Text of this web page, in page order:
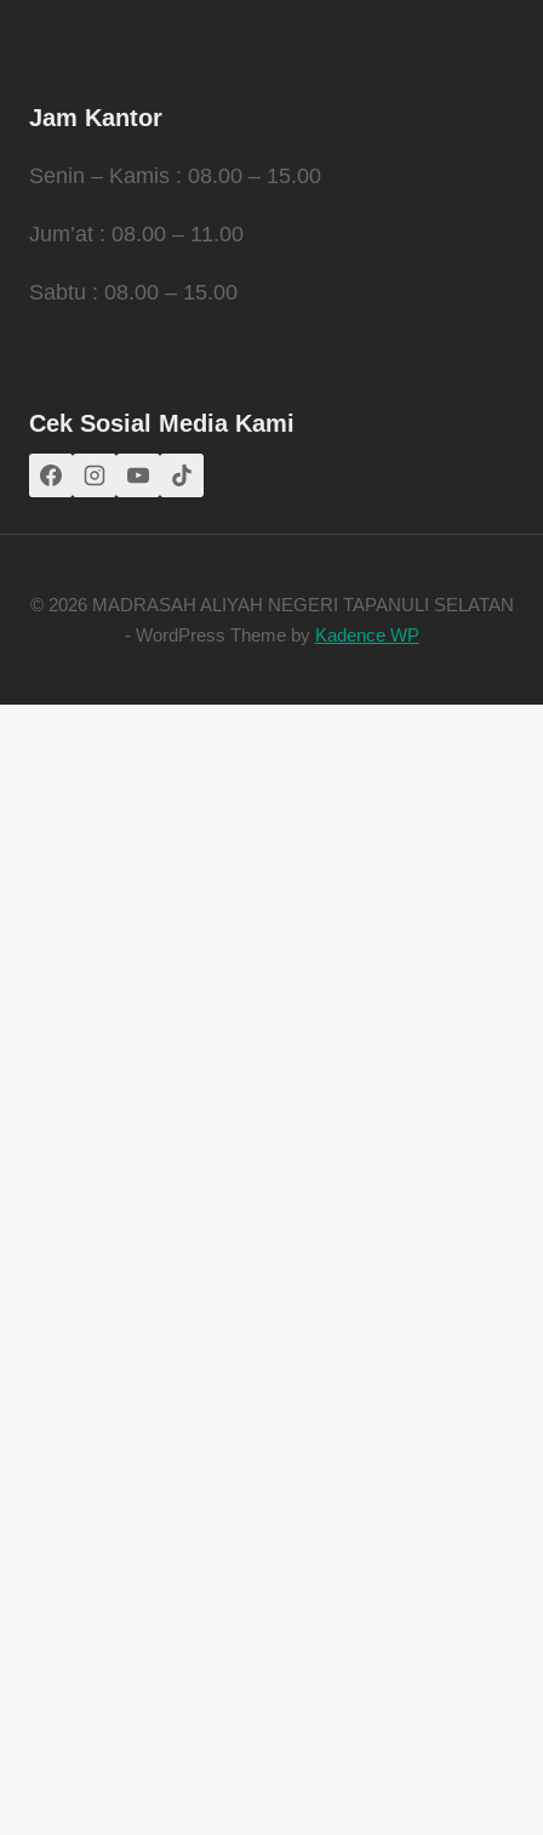
Jam Kantor
Senin – Kamis : 08.00 – 15.00
Jum’at : 08.00 – 11.00
Sabtu : 08.00 – 15.00
Cek Sosial Media Kami
© 2026 MADRASAH ALIYAH NEGERI TAPANULI SELATAN
- WordPress Theme by Kadence WP